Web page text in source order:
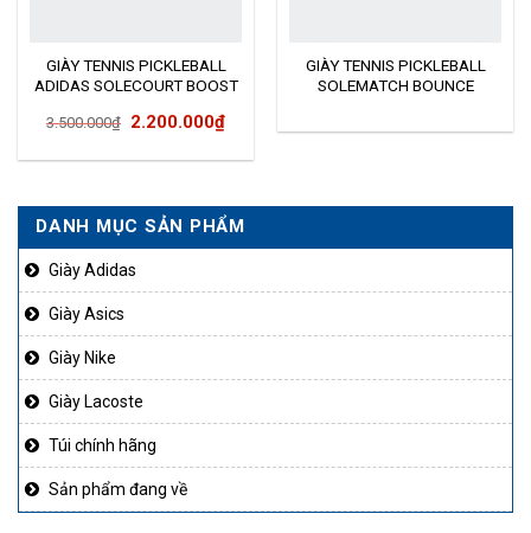
DANH MỤC SẢN PHẨM
Giày Adidas
Giày Asics
Giày Nike
Giày Lacoste
Túi chính hãng
Sản phẩm đang về
GIÀY TENNIS PICKLEBALL
ADIDAS SOLECOURT BOOST
3.500.000₫ Giá
3.500.000₫.
2.200.000₫Giá
là:
2.200.000₫.
GIÀY TENNIS PICKLEBALL
SOLEMATCH BOUNCE